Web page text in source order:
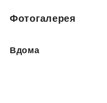
Фотогалерея
Вдома